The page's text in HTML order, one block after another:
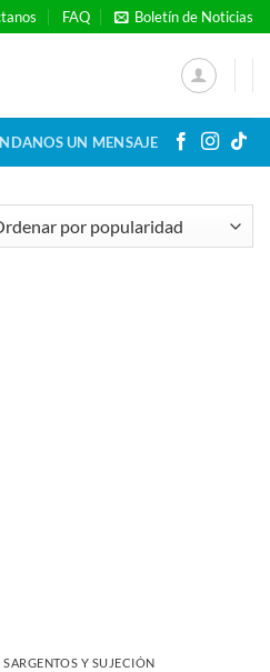
FAQ Boletín de Noticias
UN MENSAJE
SARGENTOS Y SUJECIÓN